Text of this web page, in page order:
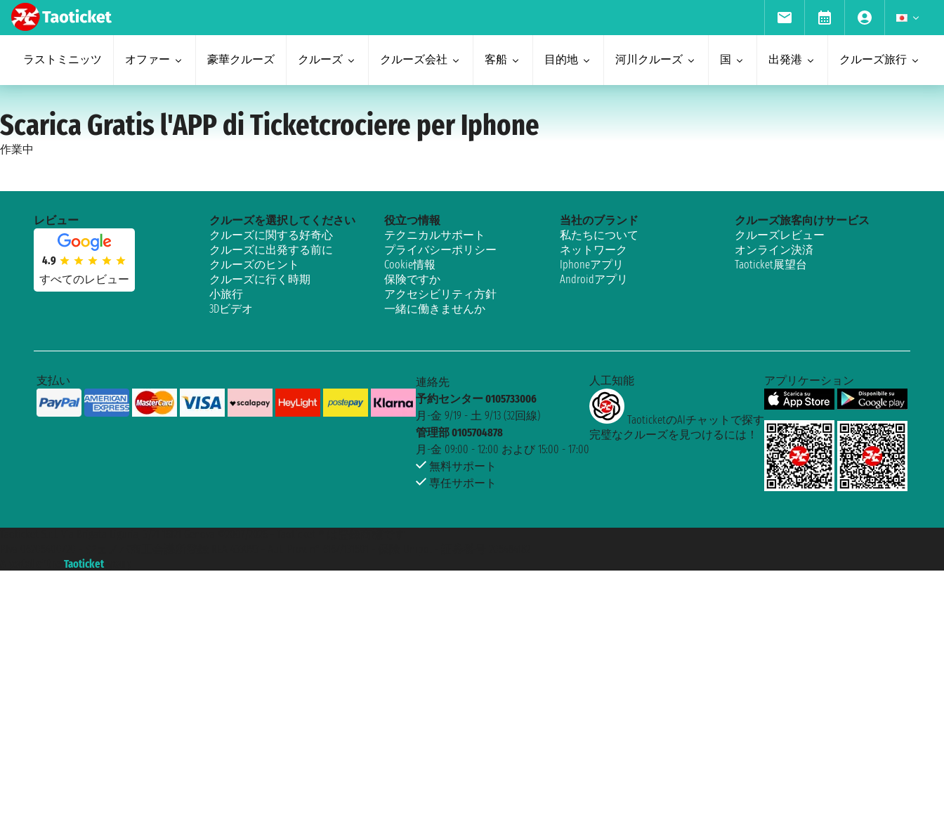
ラストミニッツ オファー 豪華クルーズ クルーズ クルーズ会社 客船 目的地 河川クルーズ 国 出発港 クルーズ旅行
Scarica Gratis l'APP di Ticketcrociere per Iphone
作業中
レビュー
4.9
すべてのレビュー
クルーズを選択してください
クルーズに関する好奇心
クルーズに出発する前に
クルーズのヒント
クルーズに行く時期
小旅行
3Dビデオ
役立つ情報
テクニカルサポート
プライバシーポリシー
Cookie情報
保険ですか
アクセシビリティ方針
一緒に働きませんか
当社のブランド
私たちについて
ネットワーク
Iphoneアプリ
Androidアプリ
クルーズ旅客向けサービス
クルーズレビュー
オンライン決済
Taoticket展望台
支払い
連絡先
予約センター 0105733006
月-金 9/19 - 土 9/13 (32回線)
管理部 0105704878
月-金 09:00 - 12:00 および 15:00 - 17:00
無料サポート
専任サポート
人工知能
TaoticketのAIチャットで探す
完璧なクルーズを見つけるには！
アプリケーション
Taoticket